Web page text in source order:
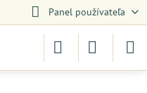
Panel používateľa